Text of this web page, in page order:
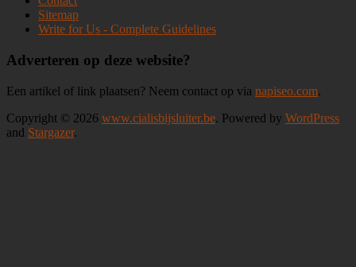
Sitemap
Write for Us - Complete Guidelines
Adverteren op deze website?
Een artikel of link plaatsen? Neem contact op via napiseo.com.
Copyright © 2026 www.cialisbijsluiter.be. Powered by WordPress
and Stargazer.